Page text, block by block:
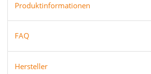
Produktinformationen
FAQ
Hersteller